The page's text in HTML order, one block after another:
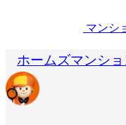
マンシ
ホームズマンシ